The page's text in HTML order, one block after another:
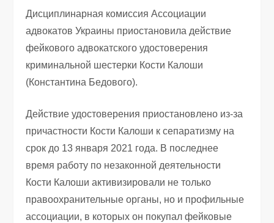
Дисциплинарная комиссия Ассоциации
адвокатов Украины приостановила действие
фейкового адвокатского удостоверения
криминальной шестерки Кости Калоши
(Константина Бедового).
Действие удостоверения приостановлено из-за
причастности Кости Калоши к сепаратизму на
срок до 13 января 2021 года. В последнее
время работу по незаконной деятельности
Кости Калоши активизировали не только
правоохранительные органы, но и профильные
ассоциации, в которых он покупал фейковые